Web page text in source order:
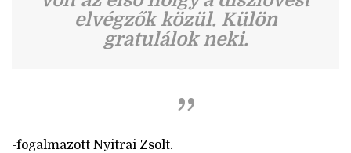
elvégzők közül. Külön
gratulálok neki.
-fogalmazott Nyitrai Zsolt.